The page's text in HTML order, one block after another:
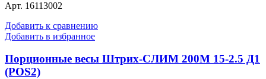
Арт. 16113002
Добавить к сравнению
Добавить в избранное
Порционные весы Штрих-СЛИМ 200М 15-2.5 Д1
(POS2)